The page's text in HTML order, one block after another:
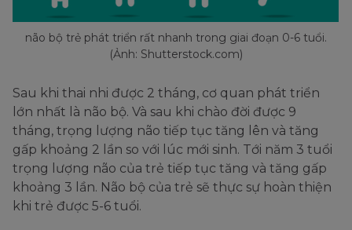
não bộ trẻ phát triển rất nhanh trong giai đoạn 0-6 tuổi.
(Ảnh: Shutterstock.com)
Sau khi thai nhi được 2 tháng, cơ quan phát triển
lớn nhất là não bộ. Và sau khi chào đời được 9
tháng, trọng lượng não tiếp tục tăng lên và tăng
gấp khoảng 2 lần so với lúc mới sinh. Tới năm 3 tuổi
trọng lượng não của trẻ tiếp tục tăng và tăng gấp
khoảng 3 lần. Não bộ của trẻ sẽ thực sự hoàn thiện
khi trẻ được 5-6 tuổi.